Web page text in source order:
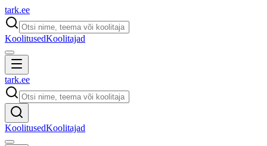
tark.ee
KoolitusedKoolitajad
tark.ee
KoolitusedKoolitajad